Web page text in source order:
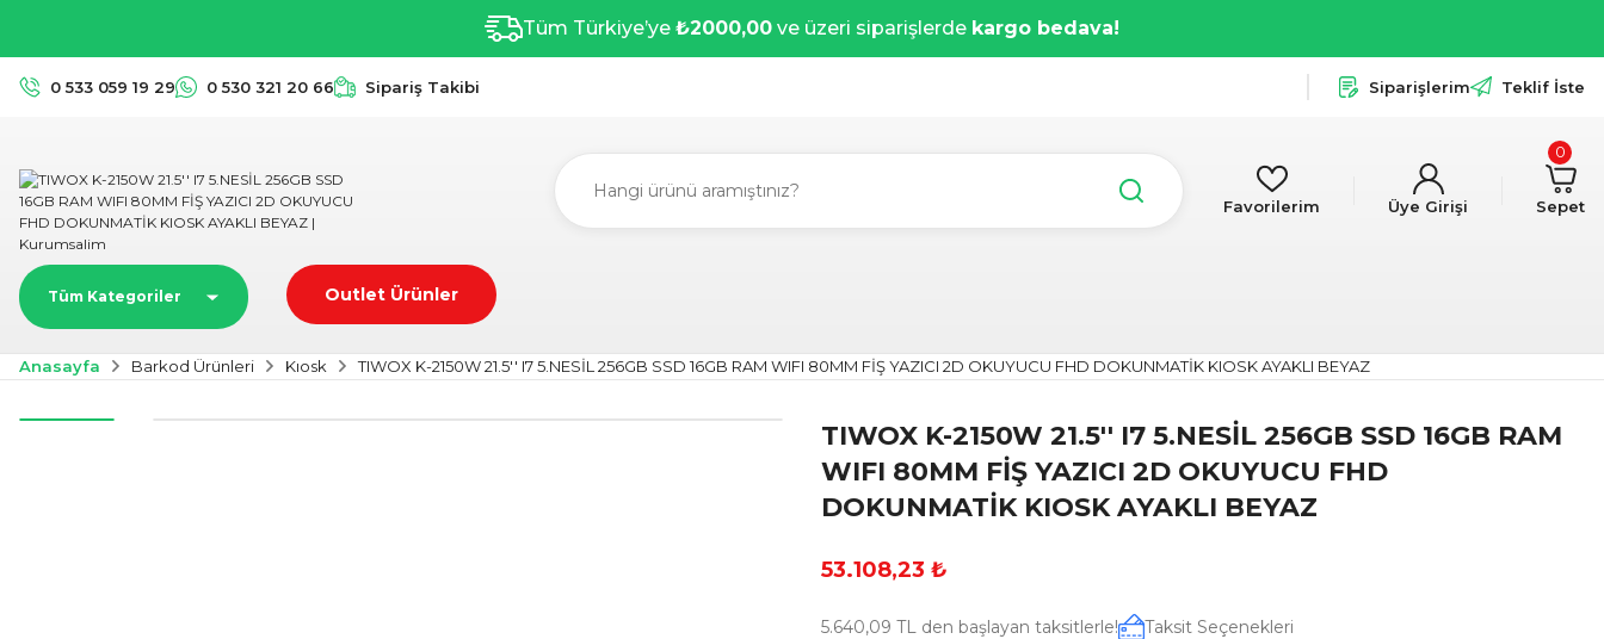
Tüm Türkiye’ye ₺2000,00 ve üzeri siparişlerde kargo bedava!
0 533 059 19 29 0 530 321 20 66 Sipariş Takibi Siparişlerim Teklif İste
Favorilerim Üye Girişi Sepet
0
Tüm Kategoriler Outlet Ürünler
Anasayfa Barkod Ürünleri Kıosk TIWOX K-2150W 21.5'' I7 5.NESİL 256GB SSD 16GB RAM WIFI 80MM FİŞ YAZICI 2D OKUYUCU FHD DOKUNMATİK KIOSK AYAKLI BEYAZ
TIWOX K-2150W 21.5'' I7 5.NESİL 256GB SSD 16GB RAM
WIFI 80MM FİŞ YAZICI 2D OKUYUCU FHD
DOKUNMATİK KIOSK AYAKLI BEYAZ
53.108,23 ₺
5.640,09 TL den başlayan taksitlerle! Taksit Seçenekleri